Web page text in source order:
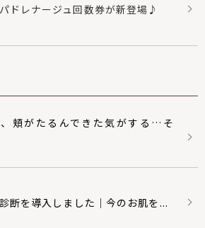
ドレナージュ回数券が新登場♪
頬がたるんできた気がする…そ
断を導入しました｜今のお肌を...